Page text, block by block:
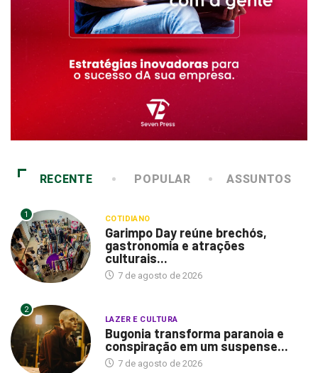
RECENTE POPULAR ASSUNTOS
1 COTIDIANO
Garimpo Day reúne brechós,
gastronomia e atrações
culturais...
7 de agosto de 2026
2
LAZER E CULTURA
Bugonia transforma paranoia e
conspiração em um suspense...
7 de agosto de 2026